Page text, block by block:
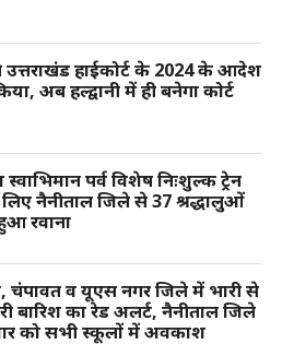
हाईकोर्ट के 2024 के आदेश
अब हल्द्वानी में ही बनेगा कोर्ट
पर्व विशेष निःशुल्क ट्रेन
लिए नैनीताल जिले से 37 श्रद्धालुओं
रवाना
चंपावत व यूएस नगर जिले में भारी से
बारिश का रेड अलर्ट, नैनीताल जिले
को सभी स्कूलों में अवकाश